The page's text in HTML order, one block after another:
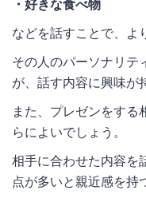
・好きな食べ物
などを話すことで、よ
その人のパーソナリテ
が、話す内容に興味が
また、プレゼンをする
らによいでしょう。
相手に合わせた内容を
点が多いと親近感を持